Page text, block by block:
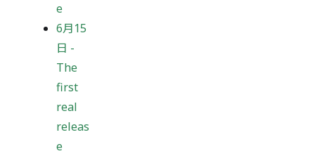
e
6月15
日 -
The
first
real
releas
e